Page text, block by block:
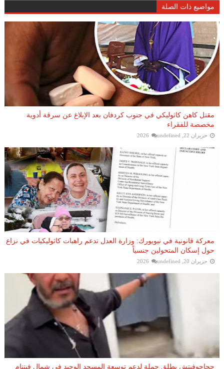
مواضيع ذات الصلة
مقتل كاهن كاثوليكي في جنوب كردفان بعد الإبلاغ عن سرقة أدوية
مخصصة للفقراء
حزيران 22, 2026 undefined
معركة قانونية في نيويورك: وزارة العدل تدعم راهبات كاثوليكيات في نزاع
حول إسكان المتحولين جنسياً
حزيران 20, 2026 undefined
حجاجوفيتش يطلق حملة لدعم توسعة المسجد الوحيد في شمال فيتنام